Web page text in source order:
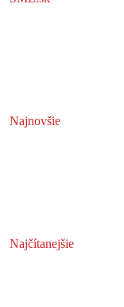
Najnovšie
Najčítanejšie